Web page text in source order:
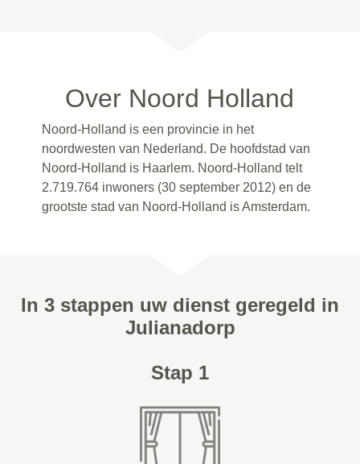
Over Noord Holland
Noord-Holland is een provincie in het
noordwesten van Nederland. De hoofdstad van
Noord-Holland is Haarlem. Noord-Holland telt
2.719.764 inwoners (30 september 2012) en de
grootste stad van Noord-Holland is Amsterdam.
In 3 stappen uw dienst geregeld in
Julianadorp
Stap 1